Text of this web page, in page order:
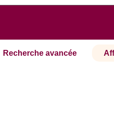
Recherche avancée